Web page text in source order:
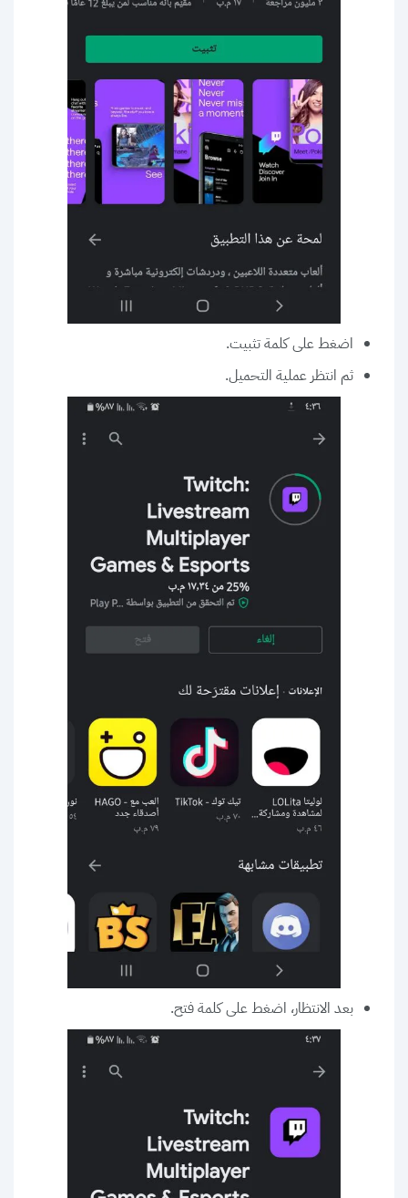
اضغط على كلمة تثبيت.
ثم انتظر عملية التحميل.
بعد الانتظار، اضغط على كلمة فتح.